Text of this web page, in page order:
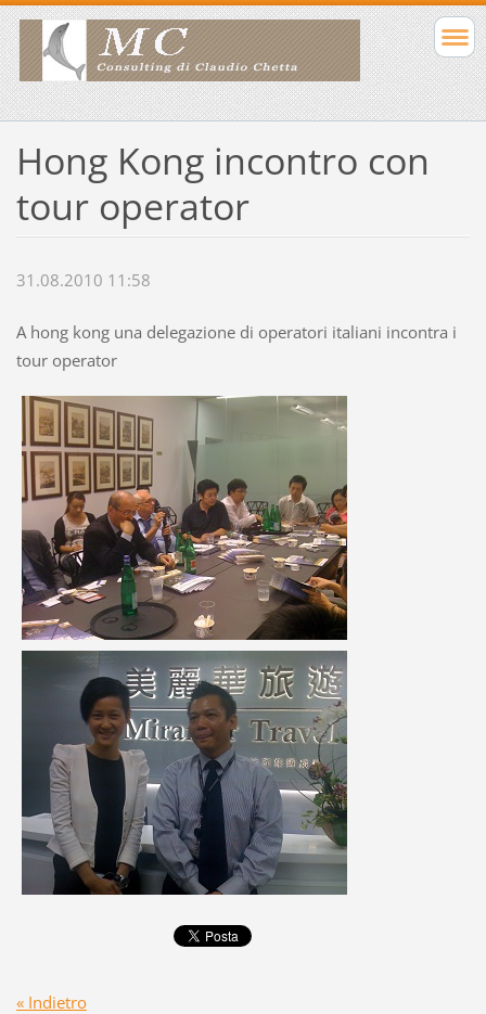
Hong Kong incontro con
tour operator
31.08.2010 11:58
A hong kong una delegazione di operatori italiani incontra i
tour operator
« Indietro